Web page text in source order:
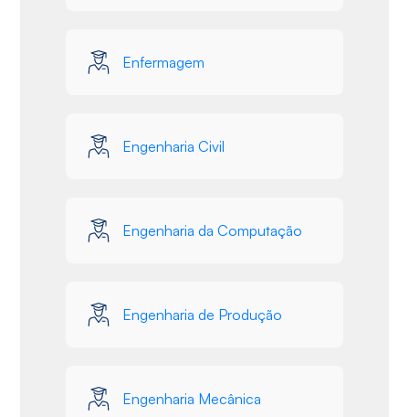
Enfermagem
Engenharia Civil
Engenharia da Computação
Engenharia de Produção
Engenharia Mecânica